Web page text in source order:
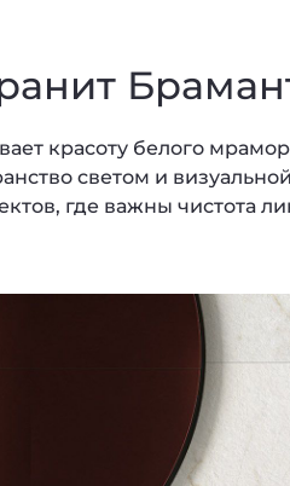
красоту белого
светом и
где важны чистота